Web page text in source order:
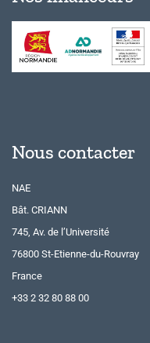
Nous contacter
NAE
Bât. CRIANN
745, Av. de l’Université
76800 St-Etienne-du-Rouvray
France
+33 2 32 80 88 00